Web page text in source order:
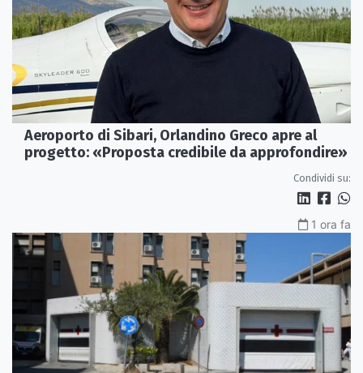
Aeroporto di Sibari, Orlandino Greco apre al
progetto: «Proposta credibile da approfondire»
Condividi su:
1 ora fa